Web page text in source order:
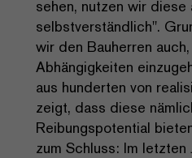
sehen, nutzen wir diese
selbstverständlich".
wir den Bauherren
Abhängigkeiten
aus hunderten von
zeigt, dass diese
Reibungspotential
zum Schluss: Im letzten